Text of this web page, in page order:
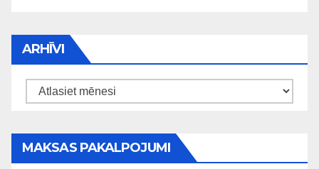
ARHĪVI
Arhīvi
MAKSAS PAKALPOJUMI